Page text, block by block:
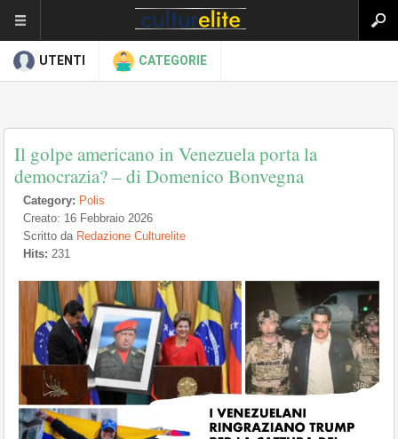
UTENTI CATEGORIE
Il golpe americano in Venezuela porta la
democrazia? – di Domenico Bonvegna
Category: Polis
Creato: 16 Febbraio 2026
Scritto da Redazione Culturelite
Hits: 231